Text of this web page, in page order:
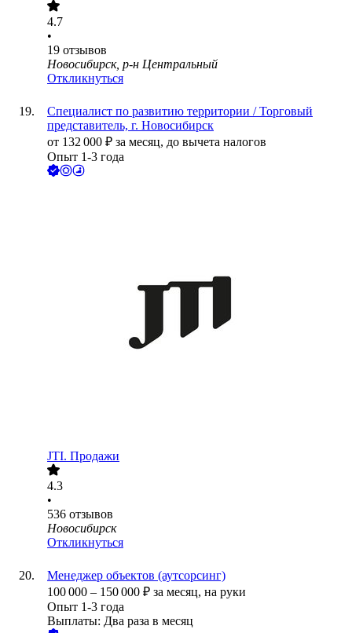
4.7
•
19 отзывов
Новосибирск, р-н Центральный
Откликнуться
Специалист по развитию территории / Торговый
представитель, г. Новосибирск
от 132 000 ₽ за месяц, до вычета налогов
Опыт 1-3 года
JTI. Продажи
4.3
•
536 отзывов
Новосибирск
Откликнуться
Менеджер объектов (аутсорсинг)
100 000 – 150 000 ₽ за месяц, на руки
Опыт 1-3 года
Выплаты: Два раза в месяц